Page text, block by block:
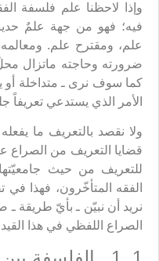
وإذا لاحظنا علم فلسفة
فيه؛ فهو من جهة علمٌ
علم، ومقترح علم.
ضرورته وحاجته ماتزال
كما سوف نرى ـ متداخلة أو
الأمر الذي يستدعي تعريفاً
ولا نقصد بالتعريف ما
قضايا التعريف من الصراع
للتعريف من حيث
الفقه المتأخّرون، فهذا في
نريد أن نبيّن ـ بأيّ طريقة
الصراع اللفظي في هذا